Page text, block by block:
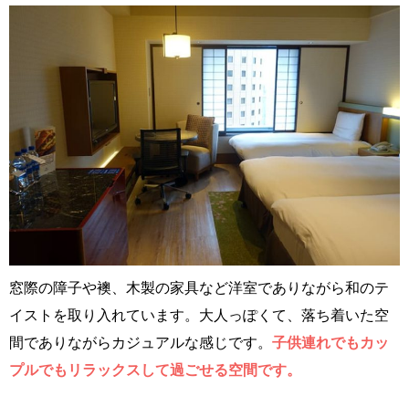
窓際の障子や襖、木製の家具など洋室でありながら和のテ
イストを取り入れています。大人っぽくて、落ち着いた空
間でありながらカジュアルな感じです。 子供連れでもカッ
プルでもリラックスして過ごせる空間です。